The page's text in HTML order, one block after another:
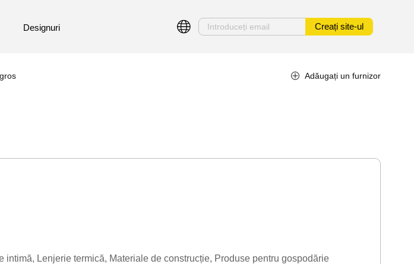
Designuri Creați site-ul
Adăugați un furnizor
intimă Lenjerie termică Materiale de construcție Produse pentru gospodărie